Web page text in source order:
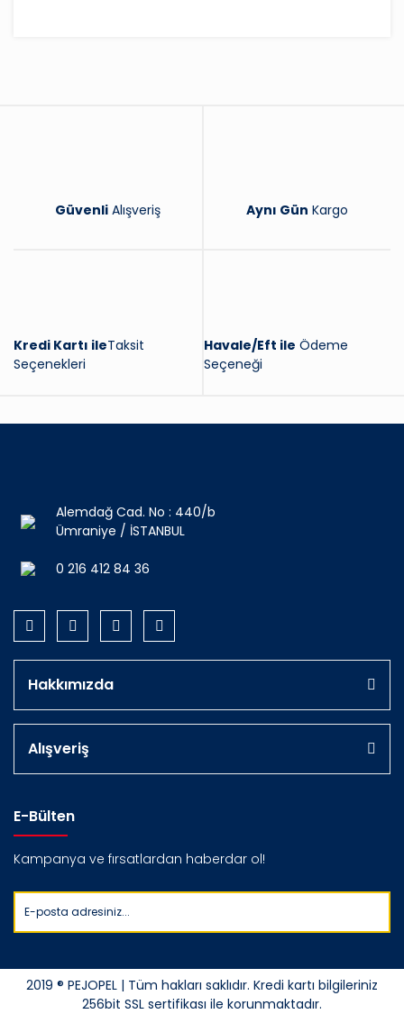
Güvenli Alışveriş Aynı Gün Kargo
Kredi Kartı ileTaksit
Seçenekleri
Havale/Eft ile Ödeme
Seçeneği
Alemdağ Cad. No : 440/b
Ümraniye / İSTANBUL
0 216 412 84 36
Hakkımızda
Alışveriş
E-Bülten
Kampanya ve fırsatlardan haberdar ol!
2019 ® PEJOPEL | Tüm hakları saklıdır. Kredi kartı bilgileriniz
256bit SSL sertifikası ile korunmaktadır.